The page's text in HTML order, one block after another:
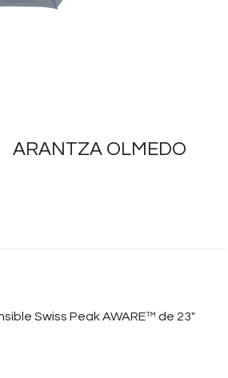
ARANTZA OLMEDO
Swiss Peak AWARE™ de 23″